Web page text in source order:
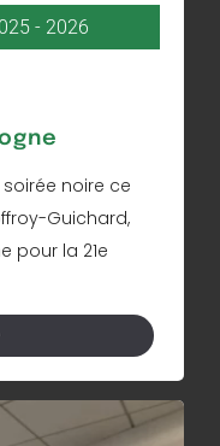
- 2026
soirée noire ce
Guichard,
pour la 21e